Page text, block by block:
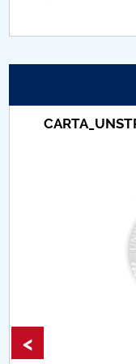
Ciuma lui
Ciuma din
Nevoia de
Economia
10 Mai 1866
Taxe de
<